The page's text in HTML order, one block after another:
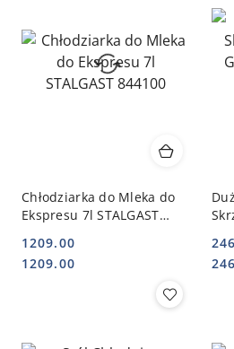
Chłodziarka do Mleka do
Ekspresu 7l STALGAST
Cena:
1209.00
Cena:
1209.00